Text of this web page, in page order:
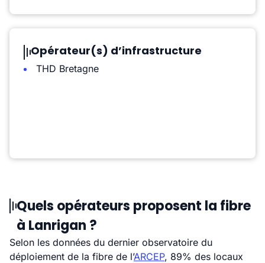
Opérateur(s) d’infrastructure
THD Bretagne
Quels opérateurs proposent la fibre
à Lanrigan ?
Selon les données du dernier observatoire du
déploiement de la fibre de l’ARCEP, 89% des locaux